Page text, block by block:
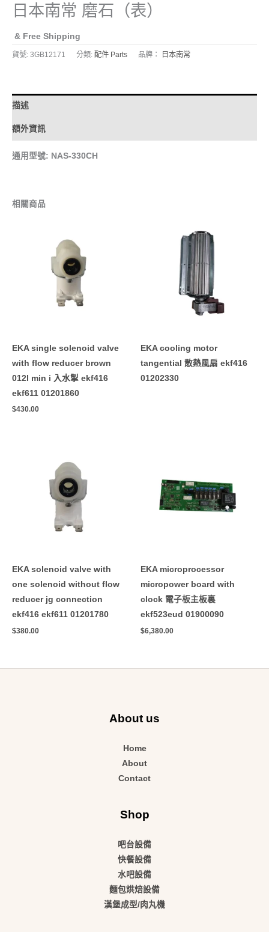
日本南常 磨石（表）
& Free Shipping
貨號: 3GB12171 分類: 配件 Parts 品牌： 日本南常
描述
額外資訊
通用型號: NAS-330CH
相關商品
EKA single solenoid valve
with flow reducer brown
012l min i 入水掣 ekf416
ekf611 01201860
$430.00
EKA cooling motor
tangential 散熱風扇 ekf416
01202330
EKA solenoid valve with
one solenoid without flow
reducer jg connection
ekf416 ekf611 01201780
$380.00
EKA microprocessor
micropower board with
clock 電子板主板裏
ekf523eud 01900090
$6,380.00
About us
Home
About
Contact
Shop
吧台設備
快餐設備
水吧設備
麵包烘焙設備
漢堡成型/肉丸機